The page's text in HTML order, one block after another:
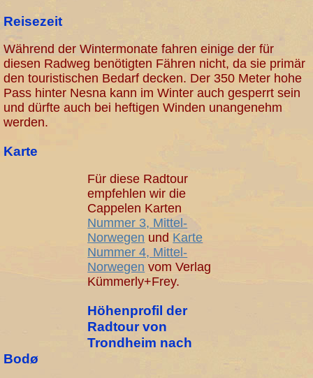
Reisezeit
Während der Wintermonate fahren einige der für
diesen Radweg benötigten Fähren nicht, da sie primär
den touristischen Bedarf decken. Der 350 Meter hohe
Pass hinter Nesna kann im Winter auch gesperrt sein
und dürfte auch bei heftigen Winden unangenehm
werden.
Karte
Für diese Radtour
empfehlen wir die
Cappelen Karten
Nummer 3, Mittel-
Norwegen und Karte
Nummer 4, Mittel-
Norwegen vom Verlag
Kümmerly+Frey.
Höhenprofil der
Radtour von
Trondheim nach
Bodø